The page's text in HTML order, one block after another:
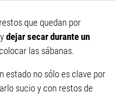
que quedan por
ydejar secar durante un
las sábanas.
estado no sólo es clave por
sucio y con restos de